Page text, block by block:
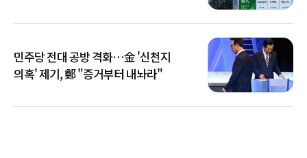
민주당 전대 공방 격화…金 '신천지
의혹' 제기, 鄭 "증거부터 내놔라"